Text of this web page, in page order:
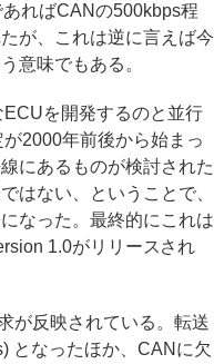
ればCANの500kbps程
が、これは逆に言えば今
意味でもある。
を開発するのと並行
2000年前後から始まっ
にあるものが検討された
はない、ということで、
なった。最終的にこれは
1.0がリリースされ
が反映されている。転送
となったほか、CANに欠